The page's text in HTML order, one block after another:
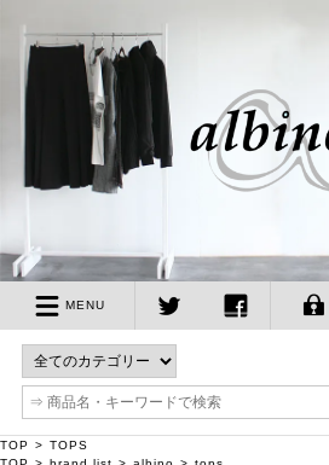
MENU
TOP
TOPS